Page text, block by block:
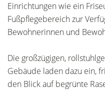
Einrichtungen wie ein
Fußpflegebereich zur
Bewohnerinnen und
Die großzügigen,
Gebäude laden dazu ein,
den Blick auf begrünte